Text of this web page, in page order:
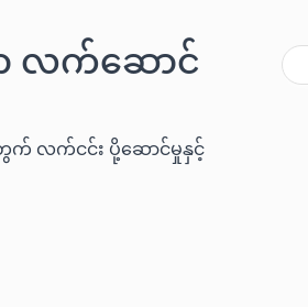
ာ လက်ဆောင်
တွက် လက်ငင်း ပို့ဆောင်မှုနှင့်